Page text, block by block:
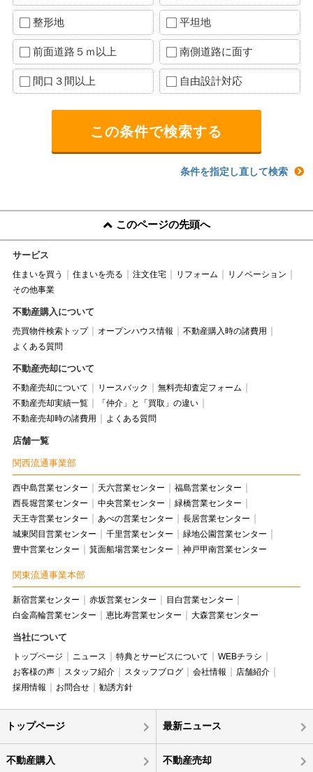
整形地 平坦地
前面道路５ｍ以上 南側道路に面す
間口３間以上 自由設計対応
条件を指定し直して検索
このページの先頭へ
サービス
住まいを買う 住まいを売る 注文住宅 リフォーム
リノベーション
その他事業
不動産購入について
売買物件検索トップ オープンハウス情報
不動産購入時の諸費用
よくある質問
不動産売却について
不動産売却について リースバック
無料売却査定フォーム
不動産売却実績一覧
「仲介」と「買取」の違い
不動産売却時の諸費用
よくある質問
店舗一覧
関西流通事業部
西中島営業センター 天六営業センター
福島営業センター
西長堀営業センター
中央営業センター
緑橋営業センター
天王寺営業センター
あべの営業センター
長居営業センター
城東関目営業センター
千里営業センター
緑地公園営業センター
豊中営業センター
箕面船場営業センター 神戸甲南営業センター
関東流通事業本部
新宿営業センター 赤坂営業センター
目白営業センター
白金高輪営業センター
恵比寿営業センター 大森営業センター
当社について
トップページ ニュース 特典とサービスについて
WEBチラシ
お客様の声
スタッフ紹介 スタッフブログ 会社情報
店舗紹介
採用情報
お問合せ 勧誘方針
トップページ 最新ニュース
不動産購入 不動産売却